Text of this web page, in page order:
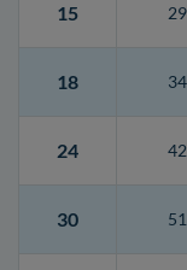
15
18
24
30